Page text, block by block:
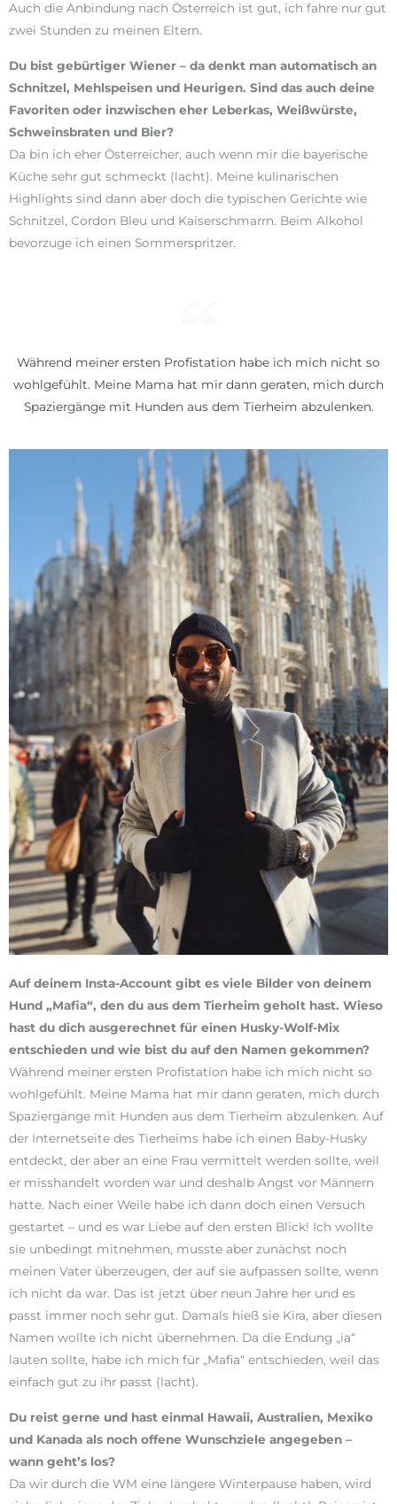
Auch die Anbindung nach Österreich ist gut, ich fahre nur gut
zwei Stunden zu meinen Eltern.
Du bist gebürtiger Wiener – da denkt man automatisch an
Schnitzel, Mehlspeisen und Heurigen. Sind das auch deine
Favoriten oder inzwischen eher Leberkas, Weißwürste,
Schweinsbraten und Bier?
Da bin ich eher Österreicher, auch wenn mir die bayerische
Küche sehr gut schmeckt (lacht). Meine kulinarischen
Highlights sind dann aber doch die typischen Gerichte wie
Schnitzel, Cordon Bleu und Kaiserschmarrn. Beim Alkohol
bevorzuge ich einen Sommerspritzer.
Während meiner ersten Profistation habe ich mich nicht so
wohlgefühlt. Meine Mama hat mir dann geraten, mich durch
Spaziergänge mit Hunden aus dem Tierheim abzulenken.
Auf deinem Insta-Account gibt es viele Bilder von deinem
Hund „Mafia“, den du aus dem Tierheim geholt hast. Wieso
hast du dich ausgerechnet für einen Husky-Wolf-Mix
entschieden und wie bist du auf den Namen gekommen?
Während meiner ersten Profistation habe ich mich nicht so
wohlgefühlt. Meine Mama hat mir dann geraten, mich durch
Spaziergänge mit Hunden aus dem Tierheim abzulenken. Auf
der Internetseite des Tierheims habe ich einen Baby-Husky
entdeckt, der aber an eine Frau vermittelt werden sollte, weil
er misshandelt worden war und deshalb Angst vor Männern
hatte. Nach einer Weile habe ich dann doch einen Versuch
gestartet – und es war Liebe auf den ersten Blick! Ich wollte
sie unbedingt mitnehmen, musste aber zunächst noch
meinen Vater überzeugen, der auf sie aufpassen sollte, wenn
ich nicht da war. Das ist jetzt über neun Jahre her und es
passt immer noch sehr gut. Damals hieß sie Kira, aber diesen
Namen wollte ich nicht übernehmen. Da die Endung „ia“
lauten sollte, habe ich mich für „Mafia“ entschieden, weil das
einfach gut zu ihr passt (lacht).
Du reist gerne und hast einmal Hawaii, Australien, Mexiko
und Kanada als noch offene Wunschziele angegeben –
wann geht’s los?
Da wir durch die WM eine längere Winterpause haben, wird